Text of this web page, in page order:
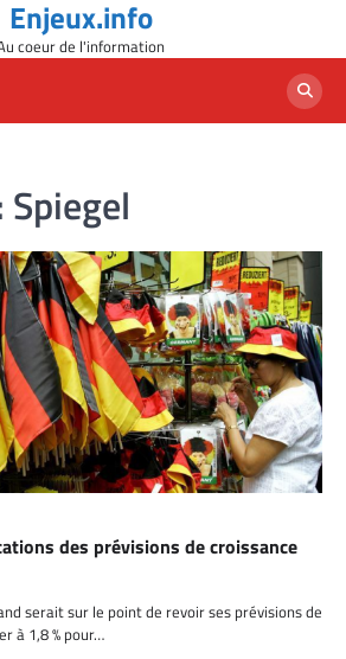
Enjeux.info
coeur de l'information
Spiegel
des prévisions de croissance
serait sur le point de revoir ses prévisions de
à 1,8 % pour…